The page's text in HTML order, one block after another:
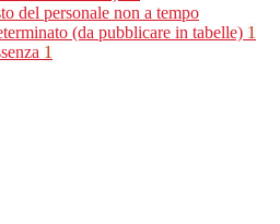
del personale non a tempo
(da pubblicare in tabelle) 1
1